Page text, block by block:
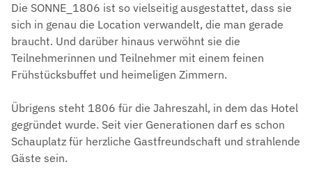
Die SONNE_1806 ist so vielseitig ausgestattet, dass sie
sich in genau die Location verwandelt, die man gerade
braucht. Und darüber hinaus verwöhnt sie die
Teilnehmerinnen und Teilnehmer mit einem feinen
Frühstücksbuffet und heimeligen Zimmern.
Übrigens steht 1806 für die Jahreszahl, in dem das Hotel
gegründet wurde. Seit vier Generationen darf es schon
Schauplatz für herzliche Gastfreundschaft und strahlende
Gäste sein.